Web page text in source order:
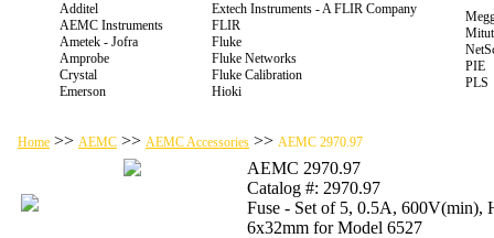
Additel
AEMC Instruments
Ametek - Jofra
Amprobe
Crystal
Emerson
Extech Instruments - A FLIR Company
FLIR
Fluke
Fluke Networks
Fluke Calibration
Hioki
PIE
PLS
Home >> AEMC >> AEMC Accessories >> AEMC 2970.97
AEMC 2970.97
Catalog #: 2970.97
Fuse - Set of 5, 0.5A, 600V(min),
6x32mm for Model 6527